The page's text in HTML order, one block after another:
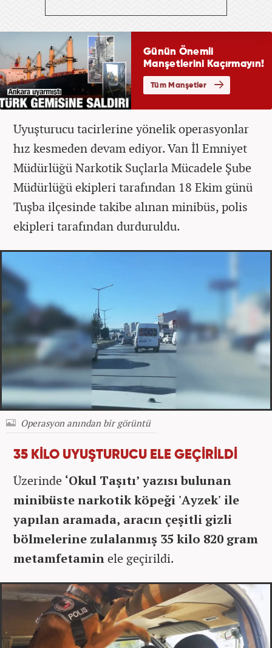
Uyuşturucu tacirlerine yönelik operasyonlar
hız kesmeden devam ediyor. Van İl Emniyet
Müdürlüğü Narkotik Suçlarla Mücadele Şube
Müdürlüğü ekipleri tarafından 18 Ekim günü
Tuşba ilçesinde takibe alınan minibüs, polis
ekipleri tarafından durduruldu.
Operasyon anından bir görüntü
35 KİLO UYUŞTURUCU ELE GEÇİRİLDİ
Üzerinde ‘Okul Taşıtı’ yazısı bulunan
minibüste narkotik köpeği 'Ayzek' ile
yapılan aramada, aracın çeşitli gizli
bölmelerine zulalanmış 35 kilo 820 gram
metamfetaminele geçirildi.